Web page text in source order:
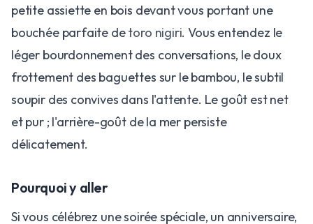
petite assiette en bois devant vous portant une
bouchée parfaite detoro nigiri. Vous entendez le
léger bourdonnement des conversations, le doux
frottement des baguettes sur le bambou, le subtil
soupir des convives dans l'attente. Le goût est net
et pur ; l'arrière-goût de la mer persiste
délicatement.
Pourquoi y aller
Si vous célébrez une soirée spéciale, un anniversaire,